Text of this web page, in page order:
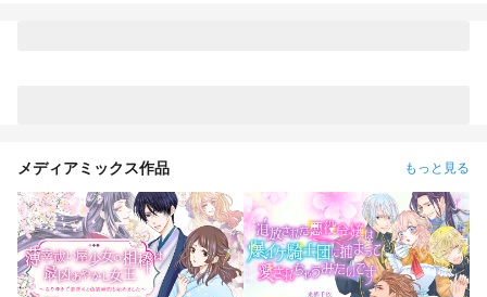
メディアミックス作品 もっと見る